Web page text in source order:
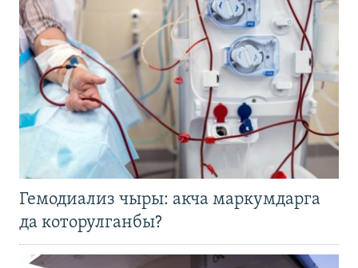
Гемодиализ чыры: акча маркумдарга
да которулганбы?